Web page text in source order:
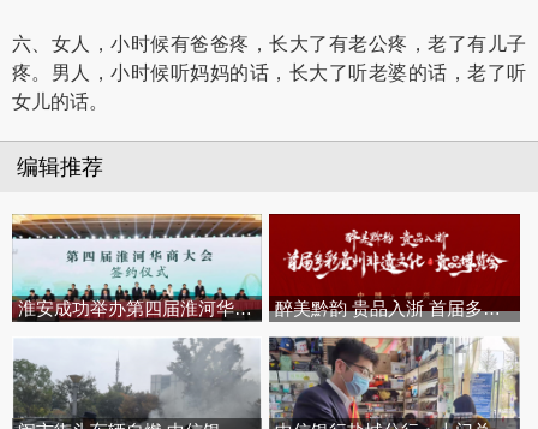
六、女人，小时候有爸爸疼，长大了有老公疼，老了有儿子
疼。男人，小时候听妈妈的话，长大了听老婆的话，老了听
女儿的话。
编辑推荐
淮安成功举办第四届淮河华商大会 醉美黔韵 贵品入浙 首届多彩贵州